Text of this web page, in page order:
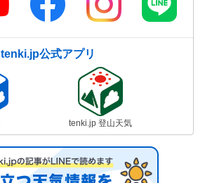
tenki.jp公式アプリ
tenki.jp 登山天気